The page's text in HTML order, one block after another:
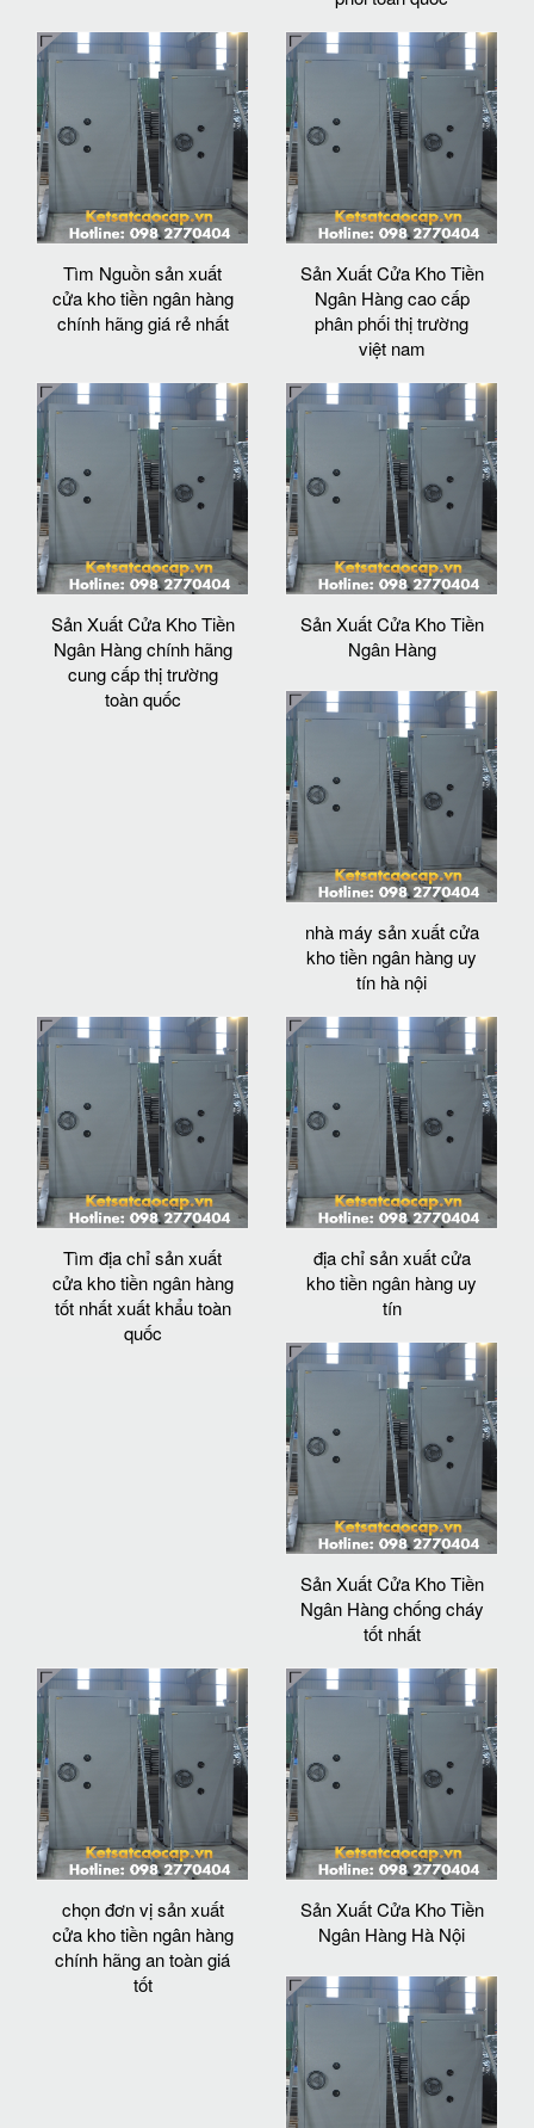
Tìm Nguồn sản xuất
cửa kho tiền ngân hàng
chính hãng giá rẻ nhất
Sản Xuất Cửa Kho Tiền
Ngân Hàng cao cấp
phân phối thị trường
việt nam
Sản Xuất Cửa Kho Tiền
Ngân Hàng chính hãng
cung cấp thị trường
toàn quốc
Sản Xuất Cửa Kho Tiền
Ngân Hàng
nhà máy sản xuất cửa
kho tiền ngân hàng uy
tín hà nội
Tìm địa chỉ sản xuất
cửa kho tiền ngân hàng
tốt nhất xuất khẩu toàn
quốc
địa chỉ sản xuất cửa
kho tiền ngân hàng uy
tín
Sản Xuất Cửa Kho Tiền
Ngân Hàng chống cháy
tốt nhất
chọn đơn vị sản xuất
cửa kho tiền ngân hàng
chính hãng an toàn giá
tốt
Sản Xuất Cửa Kho Tiền
Ngân Hàng Hà Nội